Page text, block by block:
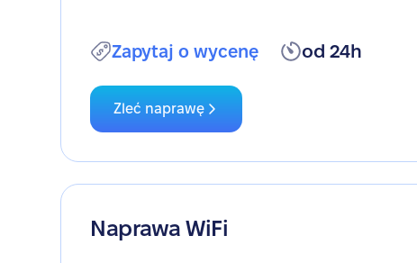
Zapytaj o wycenę od 24h
Zleć naprawę
Naprawa WiFi